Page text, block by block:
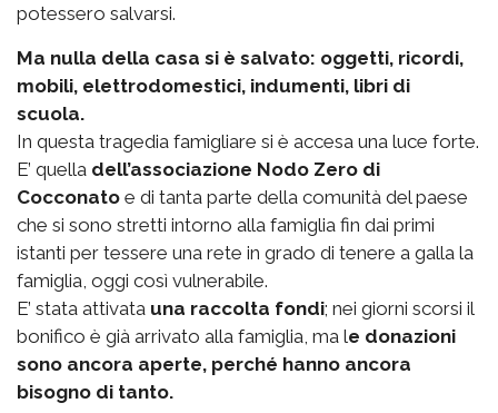
potessero salvarsi.
Ma nulla della casa si è salvato: oggetti, ricordi,
mobili, elettrodomestici, indumenti, libri di
scuola.
In questa tragedia famigliare si è accesa una luce forte.
E’ quella dell’associazione Nodo Zero di
Cocconato e di tanta parte della comunità del paese
che si sono stretti intorno alla famiglia fin dai primi
istanti per tessere una rete in grado di tenere a galla la
famiglia, oggi così vulnerabile.
E’ stata attivata una raccolta fondi; nei giorni scorsi il
bonifico è già arrivato alla famiglia, ma le donazioni
sono ancora aperte, perché hanno ancora
bisogno di tanto.